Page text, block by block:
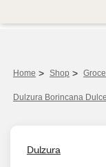
Home > Shop >
Dulzura Borincana
Dulzura